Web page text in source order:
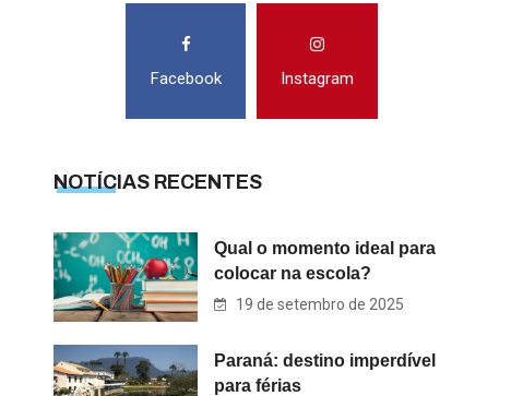
Facebook Instagram
NOTÍCIAS RECENTES
Qual o momento ideal para
colocar na escola?
19 de setembro de 2025
Paraná: destino imperdível
para férias